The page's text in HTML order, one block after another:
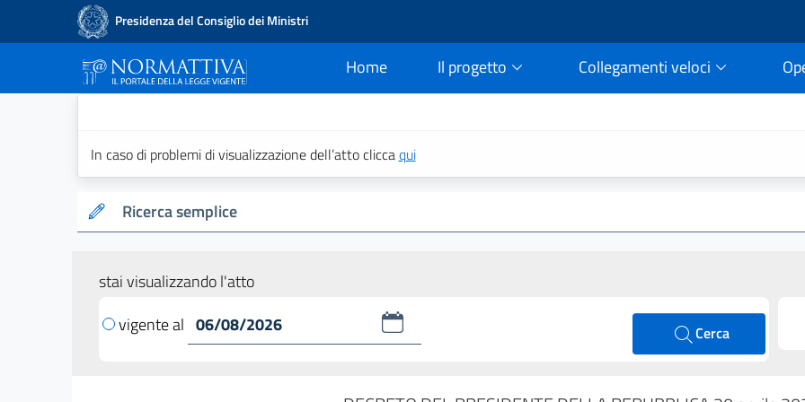
Presidenza del Consiglio dei Ministri
Home
current Il progetto Collegamenti veloci
In caso di problemi di visualizzazione dell’atto cliccaqui
Ricerca semplice
stai visualizzando l'atto
vigente al
Cerca